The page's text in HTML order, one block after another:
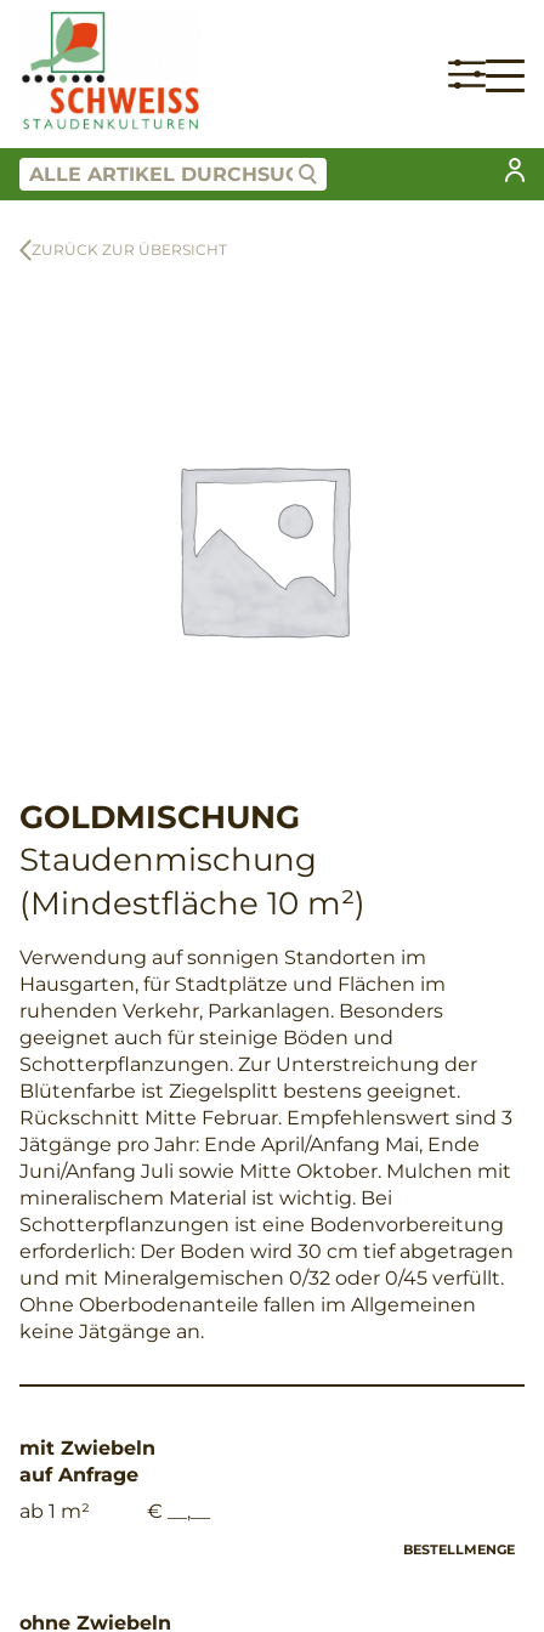
ZURÜCK ZUR ÜBERSICHT
GOLDMISCHUNG
Staudenmischung
(Mindestfläche 10 m²)
Verwendung auf sonnigen Standorten im
Hausgarten, für Stadtplätze und Flächen im
ruhenden Verkehr, Parkanlagen. Besonders
geeignet auch für steinige Böden und
Schotterpflanzungen. Zur Unterstreichung der
Blütenfarbe ist Ziegelsplitt bestens geeignet.
Rückschnitt Mitte Februar. Empfehlenswert sind 3
Jätgänge pro Jahr: Ende April/Anfang Mai, Ende
Juni/Anfang Juli sowie Mitte Oktober. Mulchen mit
mineralischem Material ist wichtig. Bei
Schotterpflanzungen ist eine Bodenvorbereitung
erforderlich: Der Boden wird 30 cm tief abgetragen
und mit Mineralgemischen 0/32 oder 0/45 verfüllt.
Ohne Oberbodenanteile fallen im Allgemeinen
keine Jätgänge an.
mit Zwiebeln
auf Anfrage
ab 1 m²
€ __,__
BESTELLMENGE
ohne Zwiebeln